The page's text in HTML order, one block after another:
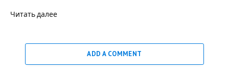
Читать далее
ADD A COMMENT